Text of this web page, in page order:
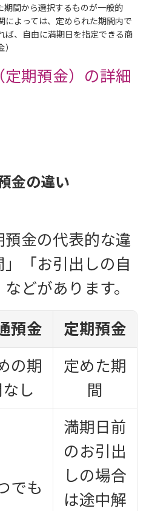
期間から選択するものが一般的
によっては、定められた期間内で
ば、自由に満期日を指定できる商
期預金）の詳細
金の違い
金の代表的な違
「お引出しの自
どがあります。
預金
定期預金
の期
し
定めた期
間
でも
満期日前
のお引出
しの場合
は途中解